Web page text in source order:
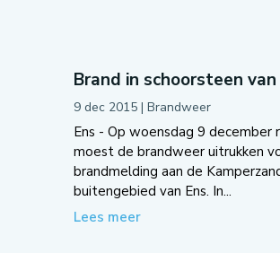
Brand in schoorsteen
9 dec 2015| Brandweer
Ens - Op woensdag 9 december
moest de brandweer uitrukken
brandmelding aan de
buitengebied van Ens. In...
Lees meer